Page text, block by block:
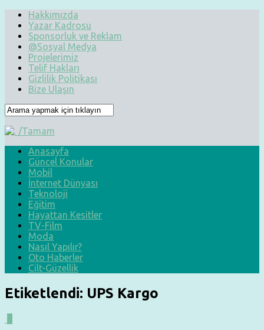
Hakkımızda
Yazar Kadrosu
Sponsorluk ve Reklam
@Sosyal Medya
Projelerimiz
Telif Hakları
Gizlilik Politikası
Bize Ulaşın
Anasayfa
Güncel Konular
Mobil
İnternet Dünyası
Teknoloji
Eğitim
Hayattan Kesitler
TV-Film
Moda
Nasıl Yapılır?
Oto Haberler
Cilt-Güzellik
Etiketlendi: UPS Kargo